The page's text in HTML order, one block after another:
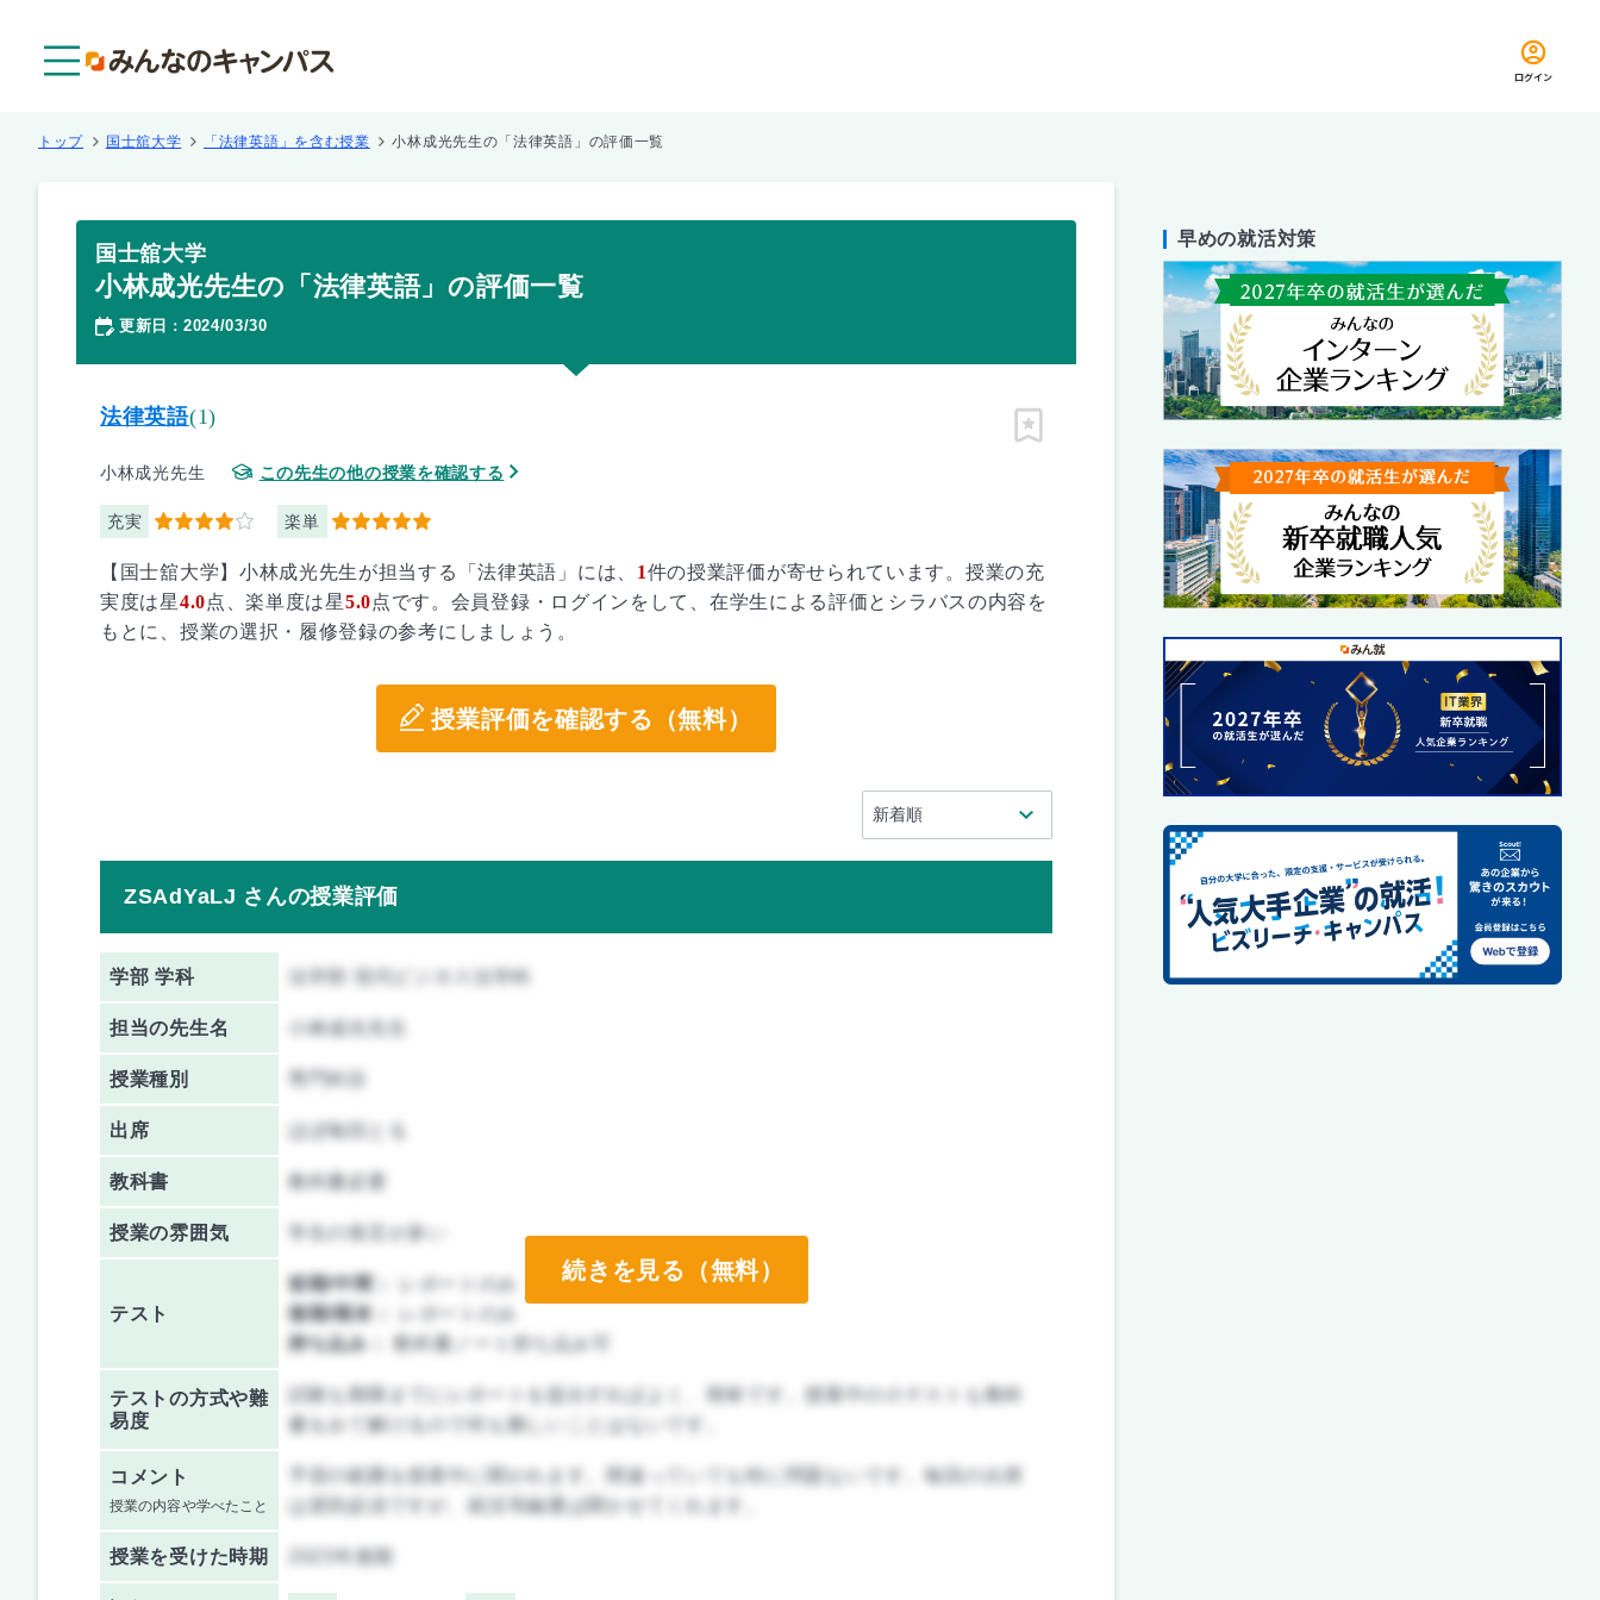
ログイン
トップ 国士舘大学 「法律英語」を含む授業 小林成光先生の「法律英語」の評価一覧
国士舘大学
小林成光先生の「法律英語」の評価一覧
更新日 ： 2024/03/30
法律英語(1)
小林成光先生 この先生の他の授業を確認する
充実 4 楽単 5
ピン留め
【国士舘大学】小林成光先生が担当する「法律英語」には、 1件の授業評価が寄せられています。授業の充
実度は星4.0点、楽単度は星5.0点です。会員登録・ログインをして、在学生による評価とシラバスの内容を
もとに、授業の選択・履修登録の参考にしましょう。
授業評価を確認する（無料）
ZSAdYaLJ さんの授業評価
学部 学科
担当の先生名 小林成光先生
授業種別 専門科目
出席 ほぼ毎回とる
教科書 教科書必要
授業の雰囲気 学生の発言が多い
テスト
前期/中間：
レポートのみ
後期/期末：
レポートのみ
持ち込み：
教科書ノート持ち込み可
テストの方式や難
易度
試験も期限までにレポートを提出すればよく、簡単です。授業中の小テストも教科
書をみて解けるので何も難しいことはないです。
コメント
授業の内容や学べたこと
予習の範囲を授業中に聞かれます。間違っていても特に問題ないです。毎回の出席
は原則必須ですが、就活等融通は聞かせてくれます。
授業を受けた時期 2023年後期
続きを見る（無料）
早めの就活対策